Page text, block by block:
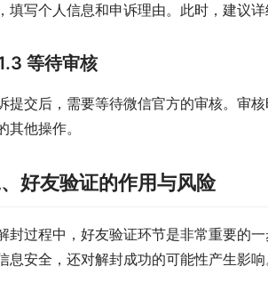
填写个人信息和申诉理由。此时，建议
等待审核
提交后，需要等待微信官方的审核。审
其他操作。
好友验证的作用与风险
封过程中，好友验证环节是非常重要的
息安全，还对解封成功的可能性产生影响